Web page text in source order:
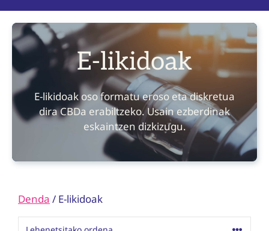
E-likidoak
E-likidoak oso formatu eroso eta diskretua
dira CBDa erabiltzeko. Usain ezberdinak
eskaintzen dizkizugu.
Denda / E-likidoak